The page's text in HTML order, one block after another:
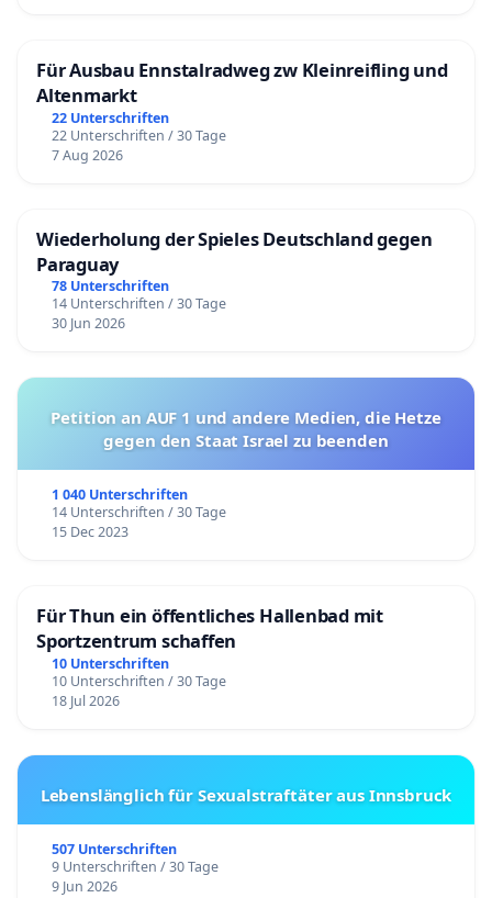
Für Ausbau Ennstalradweg zw Kleinreifling und
Altenmarkt
22 Unterschriften
22 Unterschriften / 30 Tage
7 Aug 2026
Wiederholung der Spieles Deutschland gegen
Paraguay
78 Unterschriften
14 Unterschriften / 30 Tage
30 Jun 2026
Petition an AUF 1 und andere Medien, die Hetze
gegen den Staat Israel zu beenden
1 040 Unterschriften
14 Unterschriften / 30 Tage
15 Dec 2023
Für Thun ein öffentliches Hallenbad mit
Sportzentrum schaffen
10 Unterschriften
10 Unterschriften / 30 Tage
18 Jul 2026
Lebenslänglich für Sexualstraftäter aus Innsbruck
507 Unterschriften
9 Unterschriften / 30 Tage
9 Jun 2026